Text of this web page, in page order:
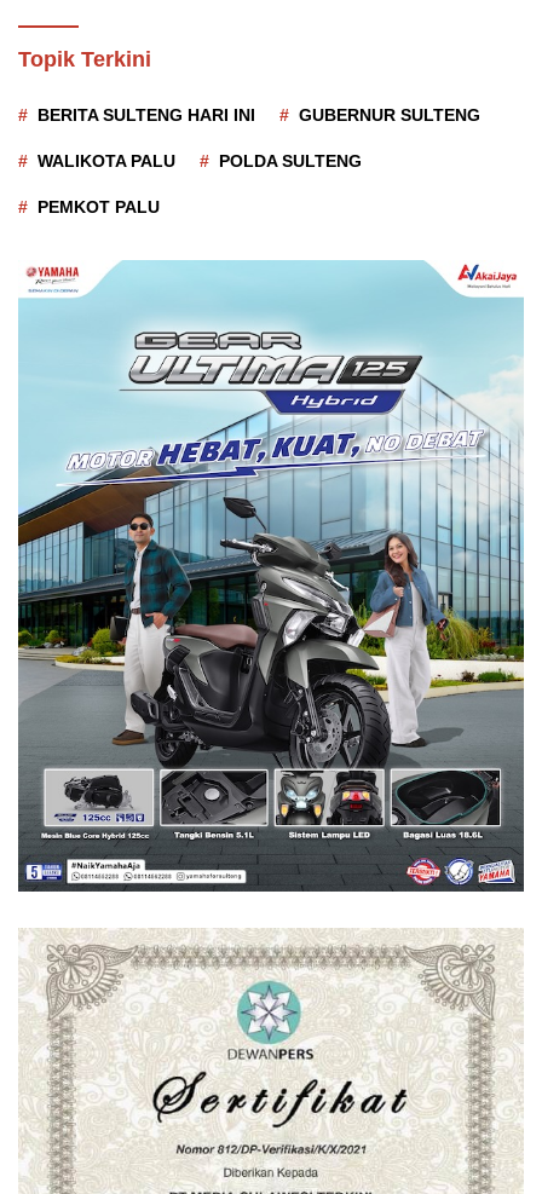
Topik Terkini
BERITA SULTENG HARI INI GUBERNUR SULTENG
WALIKOTA PALU POLDA SULTENG
PEMKOT PALU